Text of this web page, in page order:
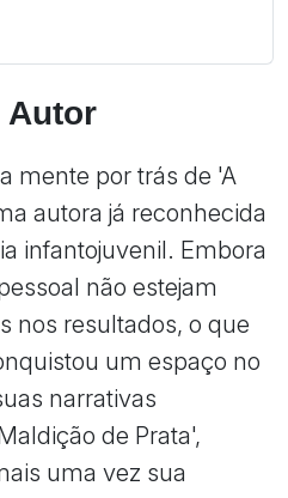
Autor
mente por trás de 'A
autora já reconhecida
infantojuvenil. Embora
não estejam
nos resultados, o que
um espaço no
narrativas
de Prata',
uma vez sua